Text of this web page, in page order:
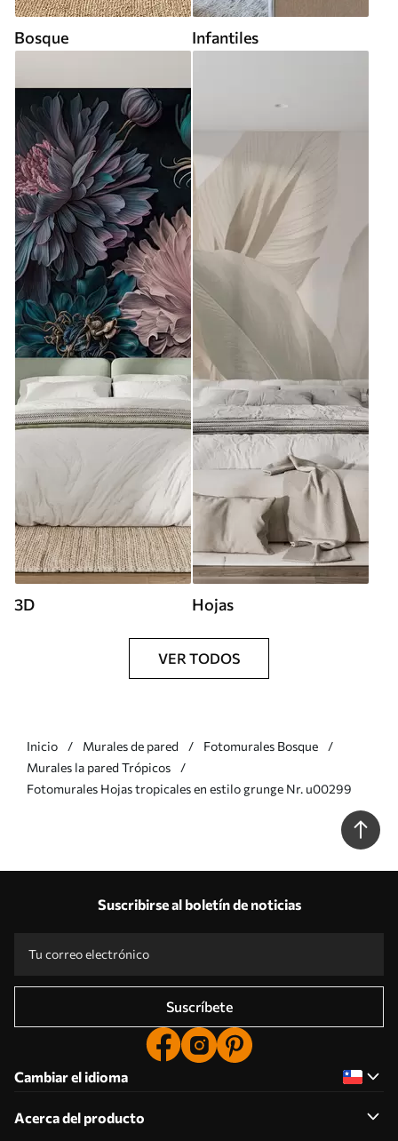
Bosque Infantiles
3D Hojas
VER TODOS
Inicio Murales de pared
Fotomurales Bosque
Murales la pared Trópicos
Fotomurales Hojas tropicales en estilo grunge Nr. u00299
Suscribirse al boletín de noticias
Suscríbete
Cambiar el idioma
Acerca del producto